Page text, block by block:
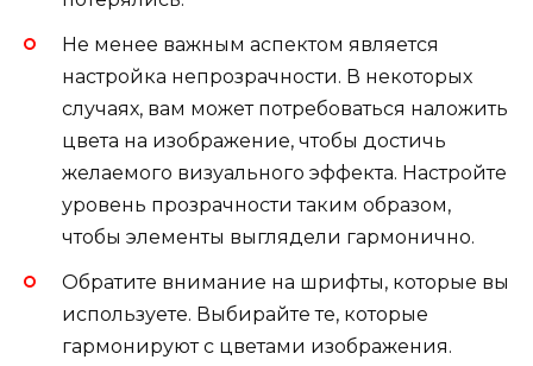
Не менее важным аспектом является
настройка непрозрачности. В некоторых
случаях, вам может потребоваться наложить
цвета на изображение, чтобы достичь
желаемого визуального эффекта. Настройте
уровень прозрачности таким образом,
чтобы элементы выглядели гармонично.
Обратите внимание на шрифты, которые вы
используете. Выбирайте те, которые
гармонируют с цветами изображения.